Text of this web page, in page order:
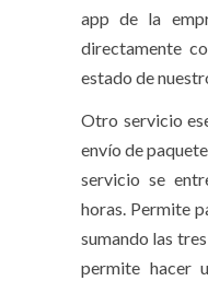
app de la
directamente
estado de
Otro servicio
envío de
servicio se
horas. Permite
sumando las
permite hacer